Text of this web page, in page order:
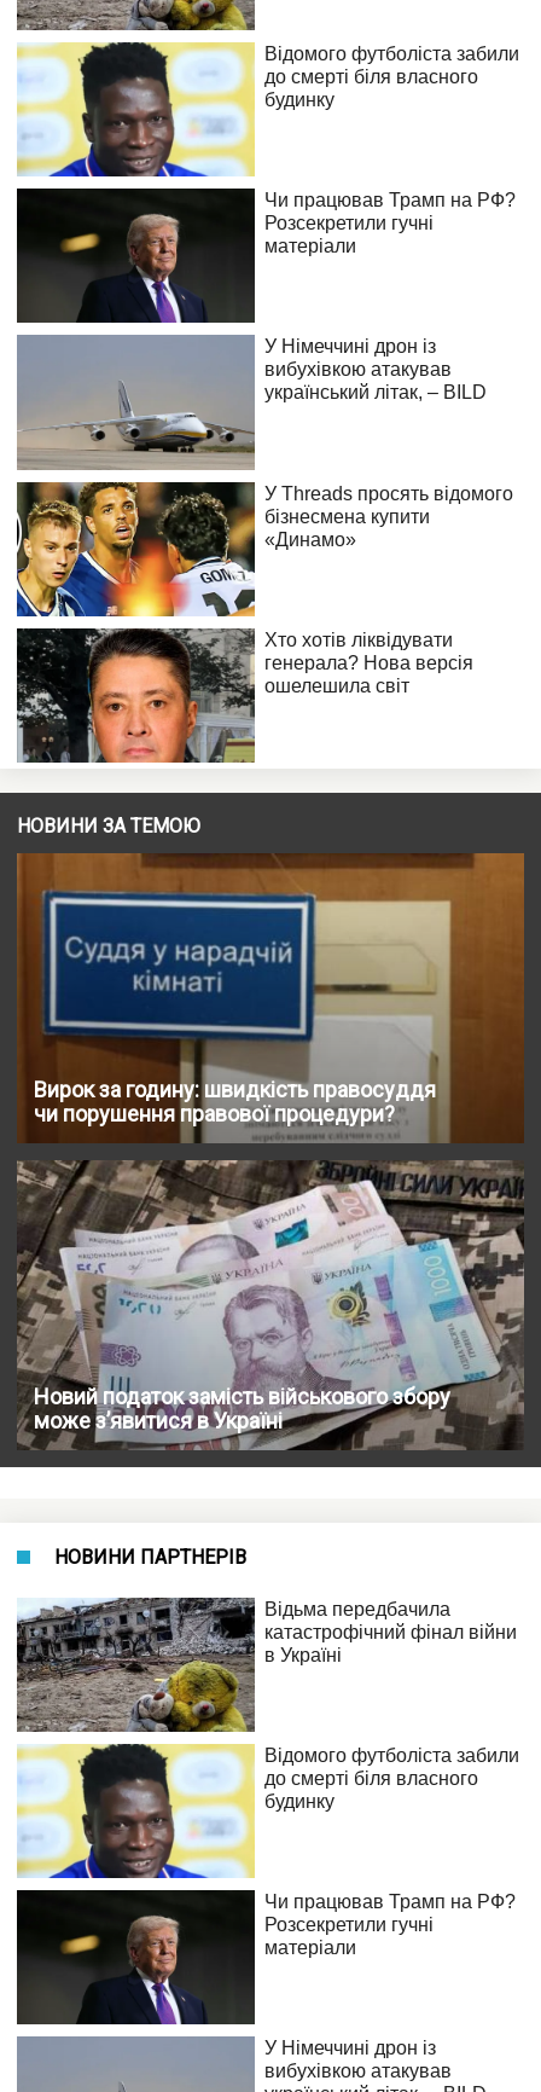
НОВИНИ ЗА ТЕМОЮ
Вирок за годину: швидкість правосуддя
чи порушення правової процедури?
Новий податок замість військового збору
може з’явитися в Україні
НОВИНИ ПАРТНЕРІВ